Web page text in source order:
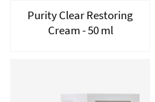
Purity Clear Restoring
Cream - 50 ml